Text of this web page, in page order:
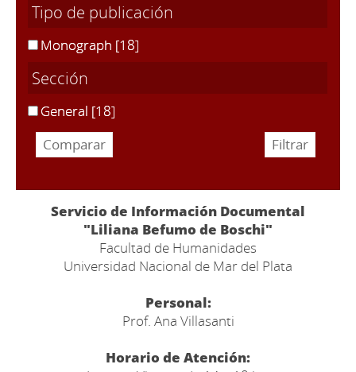
Tipo de publicación
Monograph [18]
Sección
General [18]
Servicio de Información Documental
"Liliana Befumo de Boschi"
Facultad de Humanidades
Universidad Nacional de Mar del Plata
Personal:
Prof. Ana Villasanti
Horario de Atención: